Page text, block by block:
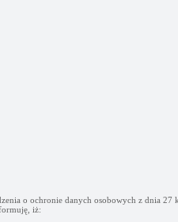
o ochronie danych osobowych z dnia 27
iż: